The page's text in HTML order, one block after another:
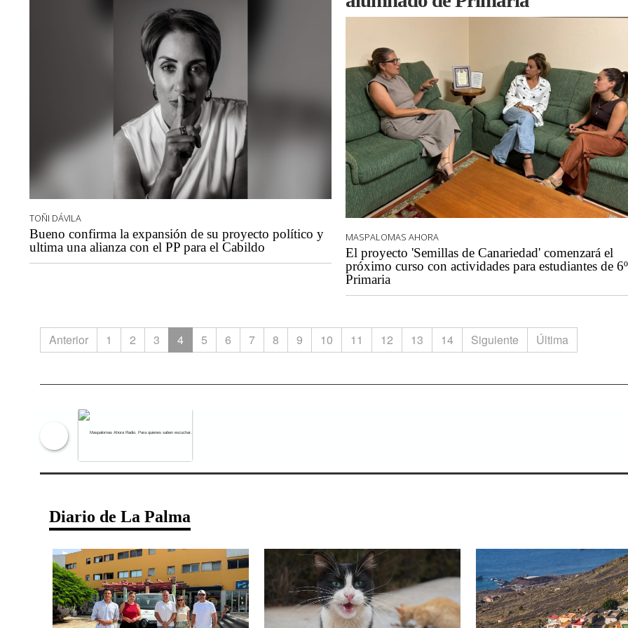
TOÑI DÁVILA
Bueno confirma la expansión de su proyecto político y
ultima una alianza con el PP para el Cabildo
MASPALOMAS AHORA
El proyecto 'Semillas de Canariedad' comenzará el
próximo curso con actividades para estudiantes de
Primaria
Anterior 1 2 3 4 5 6 7 8 9 10 11 12 13 14 Siguiente Última
Diario de La Palma